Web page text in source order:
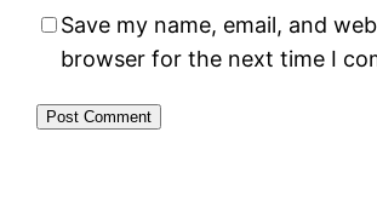
Save my name, email, and
browser for the next time I